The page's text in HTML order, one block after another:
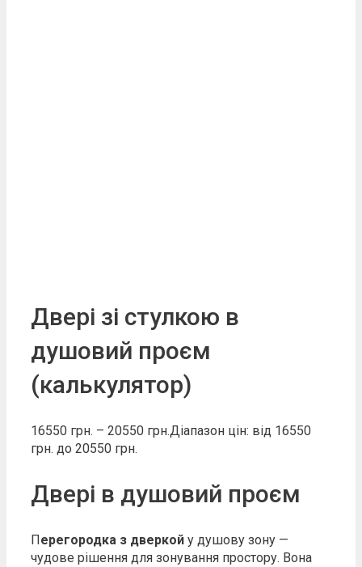
Двері зі стулкою в
душовий проєм
(калькулятор)
16550 грн. – 20550 грн.Діапазон цін: від 16550
грн. до 20550 грн.
Двері в душовий проєм
П ерегородка з дверкой у душову зону —
чудове рішення для зонування простору. Вона